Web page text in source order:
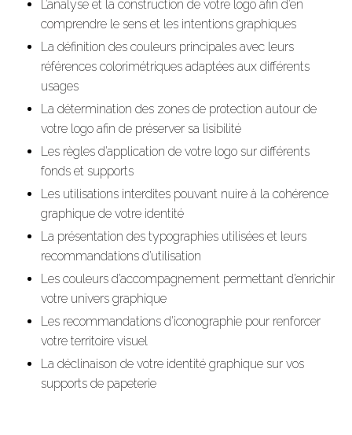
L’analyse et la construction de votre logo afin d’en
comprendre le sens et les intentions graphiques
La définition des couleurs principales avec leurs
références colorimétriques adaptées aux différents
usages
La détermination des zones de protection autour de
votre logo afin de préserver sa lisibilité
Les règles d’application de votre logo sur différents
fonds et supports
Les utilisations interdites pouvant nuire à la cohérence
graphique de votre identité
La présentation des typographies utilisées et leurs
recommandations d’utilisation
Les couleurs d’accompagnement permettant d’enrichir
votre univers graphique
Les recommandations d’iconographie pour renforcer
votre territoire visuel
La déclinaison de votre identité graphique sur vos
supports de papeterie